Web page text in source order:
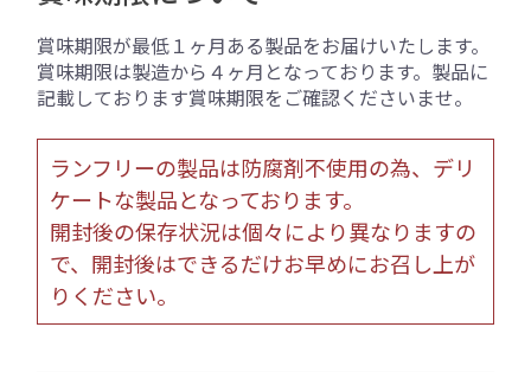
賞味期限が最低１ヶ月ある製品をお届けいたします。
賞味期限は製造から４ヶ月となっております。製品に
記載しております賞味期限をご確認くださいませ。
ランフリーの製品は防腐剤不使用の為、デリ
ケートな製品となっております。
開封後の保存状況は個々により異なりますの
で、開封後はできるだけお早めにお召し上が
りください。